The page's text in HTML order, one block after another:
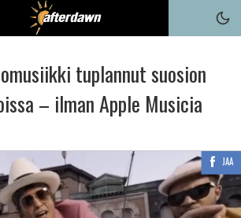
tuplannut suosion
– ilman Apple Musicia
JAA